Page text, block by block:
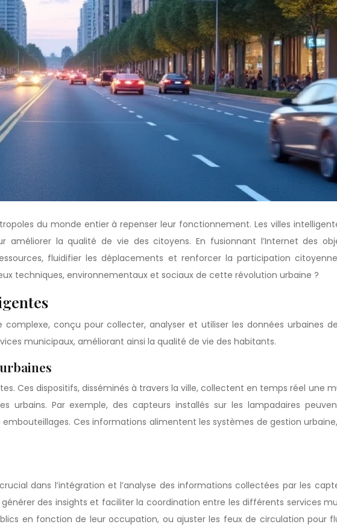
du monde entier à repenser leur fonctionnement. Les villes
la qualité de vie des citoyens. En fusionnant l’Internet des
fluidifier les déplacements et renforcer la participation
techniques, environnementaux et sociaux de cette révolution urbaine ?
conçu pour collecter, analyser et utiliser les données urbaines
municipaux, améliorant ainsi la qualité de vie des habitants.
Ces dispositifs, disséminés à travers la ville, collectent en temps réel une
urbains. Par exemple, des capteurs installés sur les lampadaires
Ces informations alimentent les systèmes de gestion
dans l’intégration et l’analyse des informations collectées par les
des insights et faciliter la coordination entre les différents services
en fonction de leur occupation, ou ajuster les feux de circulation pour